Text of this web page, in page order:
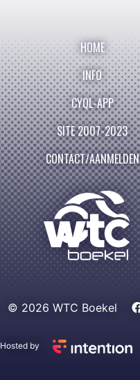
HOME
INFO
CYQL-APP
SITE 2007-2023
CONTACT/AANMELDEN
© 2026 WTC Boekel
Hosted by